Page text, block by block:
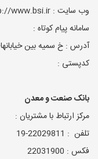
وب سایت : http://www.bsi.ir/
سامانه پیام کوتاه :
آدرس : خ سمیه بین
کدپستی :
بانک صنعت و معدن
مرکز ارتباط با مشتریان :
تلفن : 22029811-19
فکس : 22031900